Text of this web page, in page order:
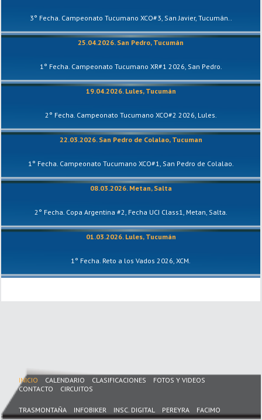
3° Fecha. Campeonato Tucumano XCO#3, San Javier, Tucumán..
25.04.2026. San Pedro, Tucumán
1° Fecha. Campeonato Tucumano XR#1 2026, San Pedro.
19.04.2026. Lules, Tucumán
2° Fecha. Campeonato Tucumano XCO#2 2026, Lules.
22.03.2026. San Pedro de Colalao, Tucuman
1° Fecha. Campeonato Tucumano XCO#1, San Pedro de Colalao.
08.03.2026. Metan, Salta
2° Fecha. Copa Argentina #2, Fecha UCI Class1, Metan, Salta.
01.03.2026. Lules, Tucumán
1° Fecha. Reto a los Vados 2026, XCM.
INICIO CALENDARIO CLASIFICACIONES
FOTOS Y VIDEOS
CONTACTO
CIRCUITOS
TRASMONTAÑA INFOBIKER INSC. DIGITAL PEREYRA FACIMO